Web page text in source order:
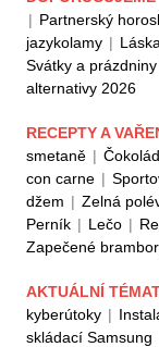
| Partnerský
jazykolamy |
Svátky a
alternativy 2026
RECEPTY A
smetaně |
con carne |
džem | Zelná
Perník | Lečo |
Zapečené
AKTUÁLNÍ
kyberútoky |
skládací Samsung